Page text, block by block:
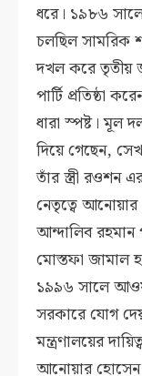
ধরে। ১৯৮৬
চলছিল সামরিক
দখল করে তৃতীয়
পার্টি প্রতিষ্ঠা
ধারা স্পষ্ট। মূল
দিয়ে গেছেন,
তাঁর স্ত্রী রওশন
নেতৃত্বে
আন্দালিব রহমান
মোস্তফা জামাল
১৯৯৬ সালে
সরকারে যোগ
মন্ত্রণালয়ের
আনোয়ার হোসেন